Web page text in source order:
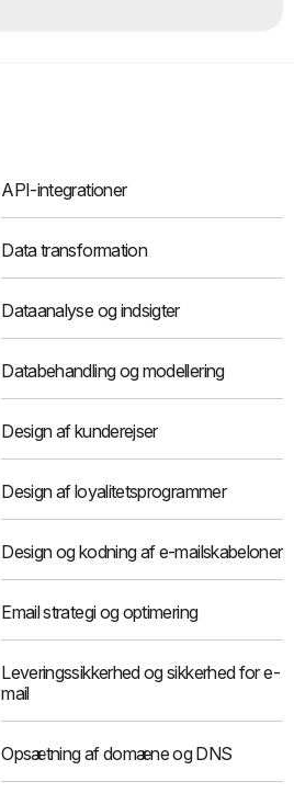
API-integrationer
Data transformation
Dataanalyse og indsigter
Databehandling og modellering
Design af kunderejser
Design af loyalitetsprogrammer
Design og kodning af e-mailskabeloner
Email strategi og optimering
Leveringssikkerhed og sikkerhed for e-
mail
Opsætning af domæne og DNS